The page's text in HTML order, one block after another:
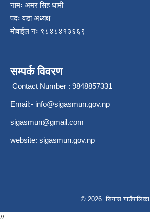
नामः अमर सिह धामी
पदः वडा अध्यक्ष
मोवाईल न‌ः ९८४८४१३६६९
सम्पर्क विवरण
Contact Number : 9848857331
Email:- info@sigasmun.gov.np
sigasmun@gmail.com
website: sigasmun.gov.np
© 2026 सिगास गाउँपालिका